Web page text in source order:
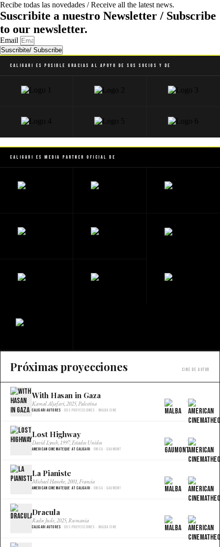
Recibe todas las novedades / Receive all the latest news.
Suscribite a nuestro Newsletter / Subscribe
to our newsletter.
Email
Suscribite/ Subscribe
Caligari es posible gracias al apoyo de sus socios y de
Caligari es Media Partner Oficial de
Próximas proyecciones Cine de autor
With Hasan in Gaza
Kamal Aljafari, 2025, Palestina
Caligari Autores · Dos proyecciones · Malba Cine
×
Lost Highway
David Lynch, 1997, Estados Unidos
American Cinemateque at Caligari · Única · Gaumont
×
La Pianiste
Michael Haneke, 2001, Francia
American Cinemateque at Caligari · Única · Gaumont
×
Dracula
Radu Jude, 2025, Rumania
Caligari Autores · Dos proyecciones · Malba Cine
×